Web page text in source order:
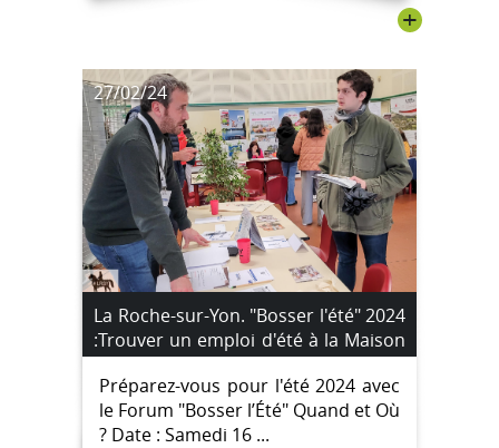
+
27/02/24
La Roche-sur-Yon. "Bosser l'été" 2024
:Trouver un emploi d'été à la Maison
de Quartier du Val d’Ornay : Votre
Guide Complet
Préparez-vous pour l'été 2024 avec
le Forum "Bosser l’Été" Quand et Où
? Date : Samedi 16 ...